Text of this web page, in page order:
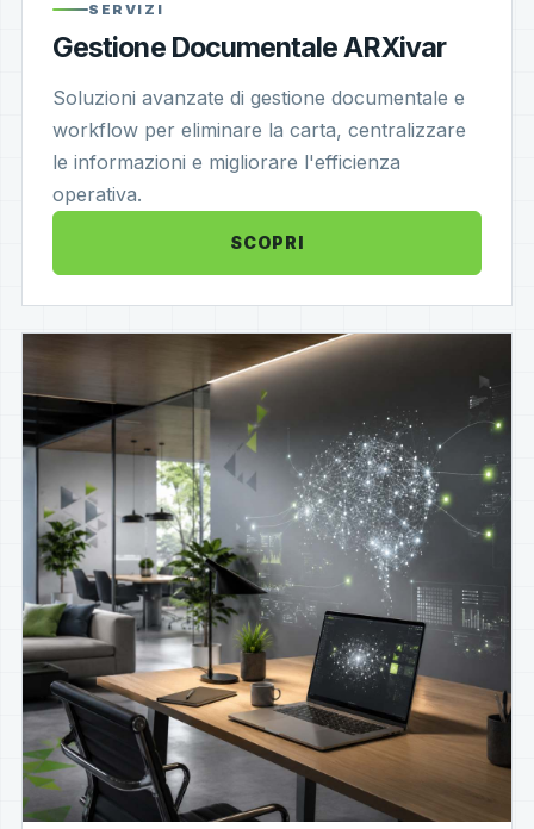
SERVIZI
Gestione Documentale ARXivar
Soluzioni avanzate di gestione documentale e
workflow per eliminare la carta, centralizzare
le informazioni e migliorare l'efficienza
operativa.
SCOPRI